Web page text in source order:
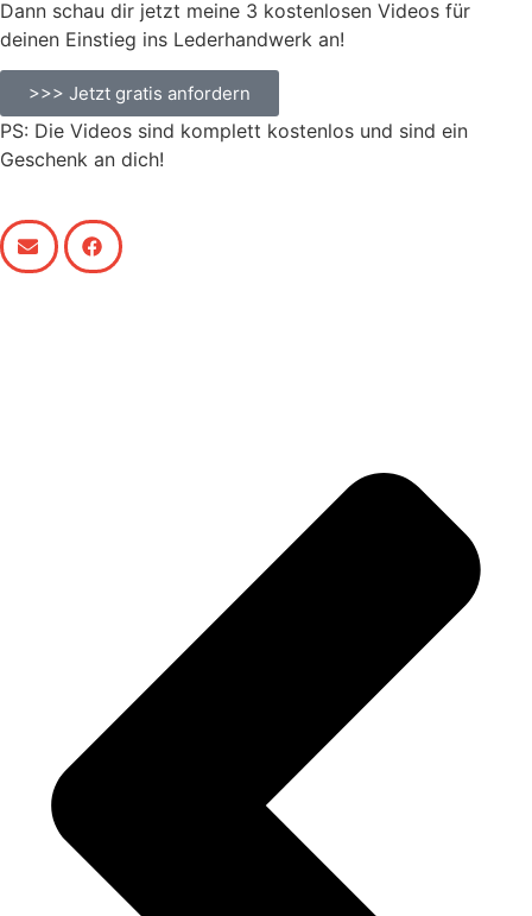
Dann schau dir jetzt meine 3 kostenlosen Videos für
deinen Einstieg ins Lederhandwerk an!
>>> Jetzt gratis anfordern
PS: Die Videos sind komplett kostenlos und sind ein
Geschenk an dich!